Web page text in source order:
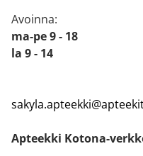
Avoinna:
ma-pe 9 - 18
la 9 - 14
Apteekki Kotona-